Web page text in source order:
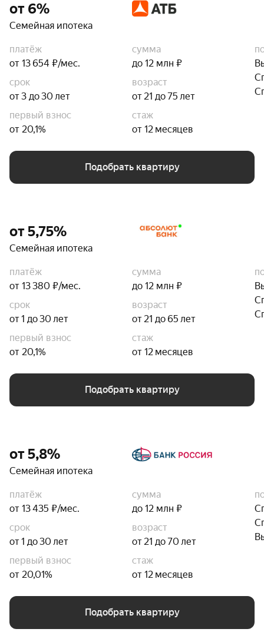
от 6%
Семейная ипотека
платёж
от 13 654 ₽/мес.
сумма
до 12 млн ₽
срок
от 3 до 30 лет
возраст
от 21 до 75 лет
первый взнос
от 20,1%
стаж
от 12 месяцев
Подобрать квартиру
от 5,75%
Семейная ипотека
платёж
от 13 380 ₽/мес.
сумма
до 12 млн ₽
срок
от 1 до 30 лет
возраст
от 21 до 65 лет
первый взнос
от 20,1%
стаж
от 12 месяцев
Подобрать квартиру
от 5,8%
Семейная ипотека
платёж
от 13 435 ₽/мес.
сумма
до 12 млн ₽
срок
от 1 до 30 лет
возраст
от 21 до 70 лет
первый взнос
от 20,01%
стаж
от 12 месяцев
Подобрать квартиру